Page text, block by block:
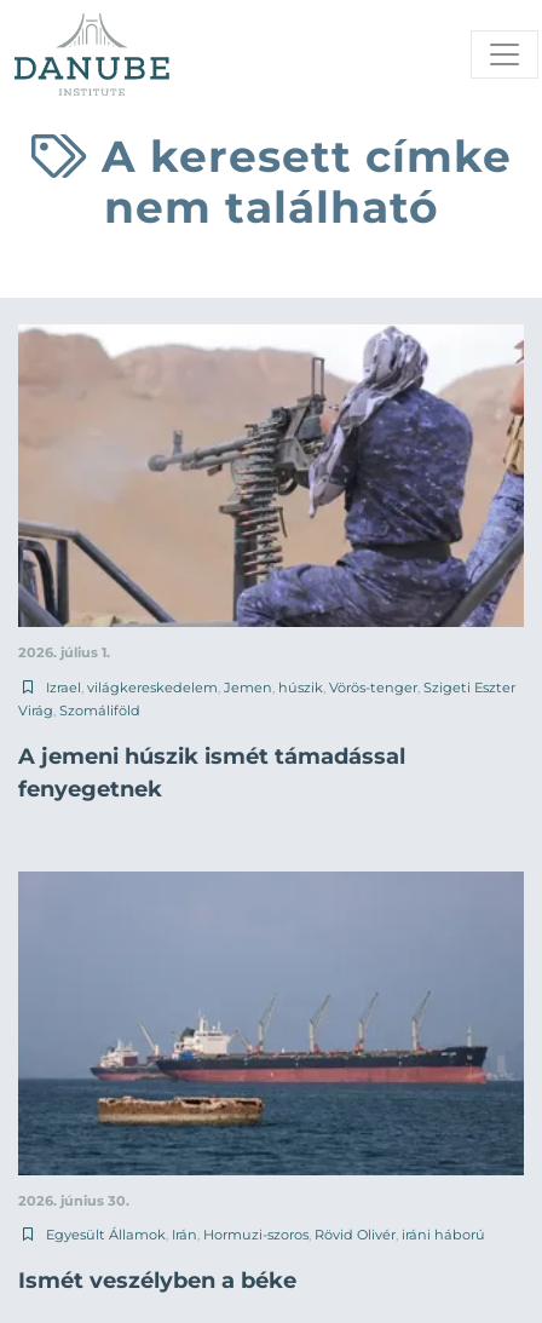
A keresett címke
nem található
2026. július 1.
Izrael világkereskedelem Jemen húszik Vörös-tenger Szigeti Eszter
Virág Szomáliföld
A jemeni húszik ismét támadással
fenyegetnek
2026. június 30.
Egyesült Államok Irán Hormuzi-szoros Rövid Olivér iráni háború
Ismét veszélyben a béke